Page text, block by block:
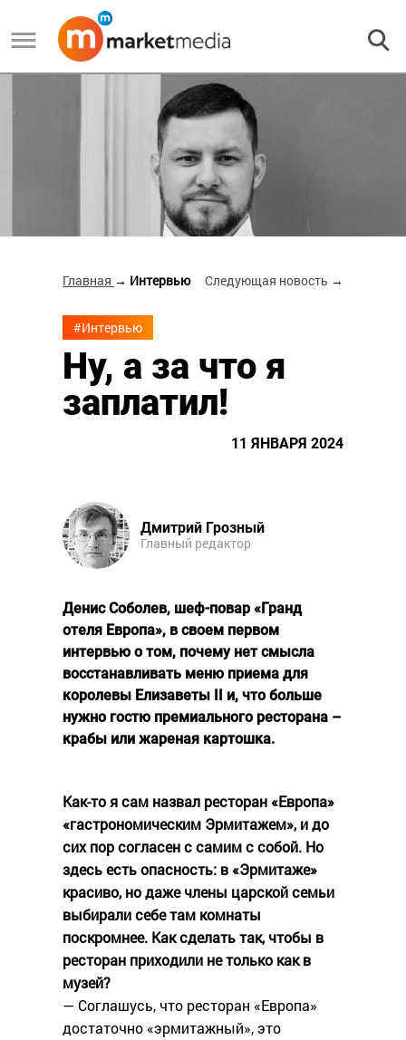
Главная → Интервью Следующая новость →
#Интервью
Ну, а за что я
заплатил!
11 ЯНВАРЯ 2024
Дмитрий Грозный
Главный редактор
Денис Соболев, шеф-повар «Гранд
отеля Европа», в своем первом
интервью о том, почему нет смысла
восстанавливать меню приема для
королевы Елизаветы II и, что больше
нужно гостю премиального ресторана –
крабы или жареная картошка.
Как-то я сам назвал ресторан «Европа»
«гастрономическим Эрмитажем», и до
сих пор согласен с самим с собой. Но
здесь есть опасность: в «Эрмитаже»
красиво, но даже члены царской семьи
выбирали себе там комнаты
поскромнее. Как сделать так, чтобы в
ресторан приходили не только как в
музей?
— Соглашусь, что ресторан «Европа»
достаточно «эрмитажный», это